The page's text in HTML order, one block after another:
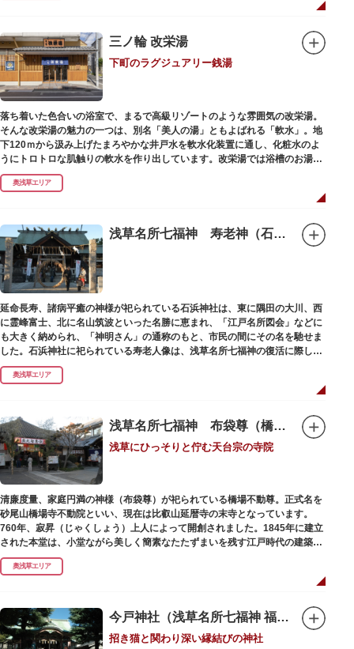
三ノ輪 改栄湯
下町のラグジュアリー銭湯
落ち着いた色合いの浴室で、まるで高級リゾートのような雰囲気の改栄湯。
そんな改栄湯の魅力の一つは、別名「美人の湯」ともよばれる「軟水」。地
下120ｍから汲み上げたまろやかな井戸水を軟水化装置に通し、化粧水のよ
うにトロトロな肌触りの軟水を作り出しています。改栄湯では浴槽のお湯か
らカランのお湯まですべてが軟水。お風呂上がりにはお肌しっとり、髪の毛
さらさらになれることまちがいなしです。お風呂の種類も多く、高濃度浸透
炭酸泉、シルキーバス、ジェットバス、サウナなど気分によって様々なお風
そしてお風呂上がりには、キンキンに冷えた生ビールやレモンサワーで乾杯
するもよし、改栄湯名物こだわりの生乳ソフトクリームを食べるのもよし、
どの年代の方々も、身も心も温まる幸せな空間となっています。オリジナル
グッズの販売もありますのでお立ち寄りの際にはぜひ覗いてみてください
ね。
奥浅草エリア
浅草名所七福神 寿老神（石浜神社）
延命長寿、諸病平癒の神様が祀られている石浜神社は、東に隅田の大川、西
に霊峰富士、北に名山筑波といった名勝に恵まれ、「江戸名所図会」などに
も大きく納められ、「神明さん」の通称のもと、市民の間にその名を馳せま
した。石浜神社に祀られている寿老人像は、浅草名所七福神の復活に際し、
延命長寿の神として奉安されたものです。
奥浅草エリア
浅草名所七福神 布袋尊（橋場不動尊）
浅草にひっそりと佇む天台宗の寺院
清廉度量、家庭円満の神様（布袋尊）が祀られている橋場不動尊。正式名を
砂尾山橋場寺不動院といい、現在は比叡山延暦寺の末寺となっています。
760年、寂昇（じゃくしょう）上人によって開創されました。1845年に建立
された本堂は、小堂ながら美しく簡素なたたずまいを残す江戸時代の建築様
式です。明治の大火、関東大震災、第二次大戦の戦災でも周辺を災禍から守
ったことから「火伏せの不動尊」とも呼ばれています。
の昔、すぐ近くを流れる隅田川を往来して参拝する人の目印となったのがこ
の銀杏で、今なおそのパワーを授かりに来る人も多いそうです。
また、江戸時代から伝わる布袋尊像が祀られています。その姿は肩に袋がな
奥浅草エリア
今戸神社（浅草名所七福神 福禄寿）
招き猫と関わり深い縁結びの神社